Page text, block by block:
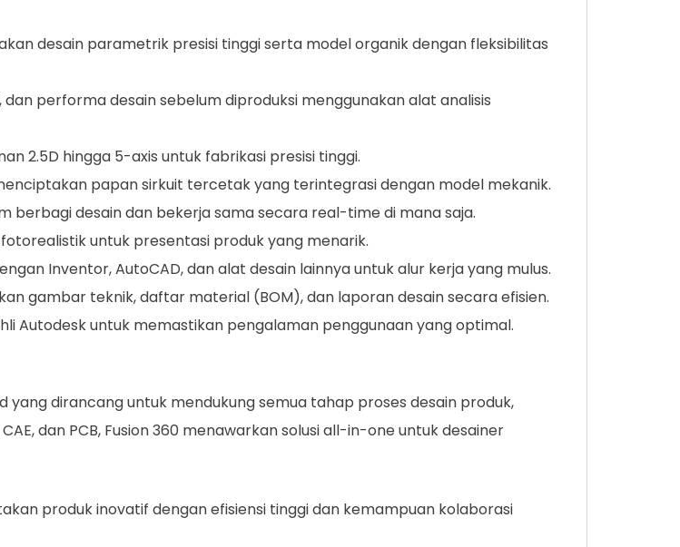
desain parametrik presisi tinggi serta model organik dengan fleksibilitas
dan performa desain sebelum diproduksi menggunakan alat analisis
2.5D hingga 5-axis untuk fabrikasi presisi tinggi.
papan sirkuit tercetak yang terintegrasi dengan model mekanik.
berbagi desain dan bekerja sama secara real-time di mana saja.
untuk presentasi produk yang menarik.
Inventor, AutoCAD, dan alat desain lainnya untuk alur kerja yang mulus.
gambar teknik, daftar material (BOM), dan laporan desain secara efisien.
Autodesk untuk memastikan pengalaman penggunaan yang optimal.
dirancang untuk mendukung semua tahap proses desain produk,
dan PCB, Fusion 360 menawarkan solusi all-in-one untuk desainer
produk inovatif dengan efisiensi tinggi dan kemampuan kolaborasi